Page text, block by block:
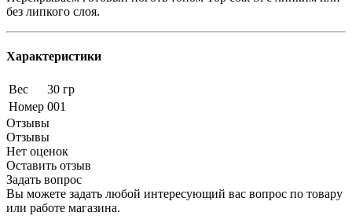
без липкого слоя.
Характеристики
Вес
30 гр
Номер 001
Отзывы
Отзывы
Нет оценок
Оставить отзыв
Задать вопрос
Вы можете задать любой интересующий вас вопрос по товару
или работе магазина.